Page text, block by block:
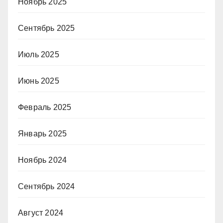
Сентябрь 2025
Июль 2025
Июнь 2025
Февраль 2025
Январь 2025
Ноябрь 2024
Сентябрь 2024
Август 2024